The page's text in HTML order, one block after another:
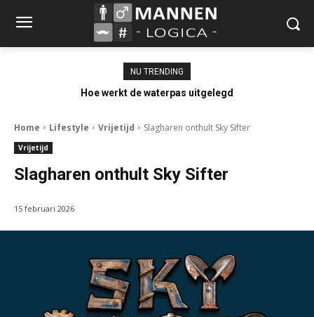
NU TRENDING
Hoe werkt de waterpas uitgelegd
Home Lifestyle Vrijetijd Slagharen onthult Sky Sifter
Vrijetijd
Slagharen onthult Sky Sifter
15 februari 2026